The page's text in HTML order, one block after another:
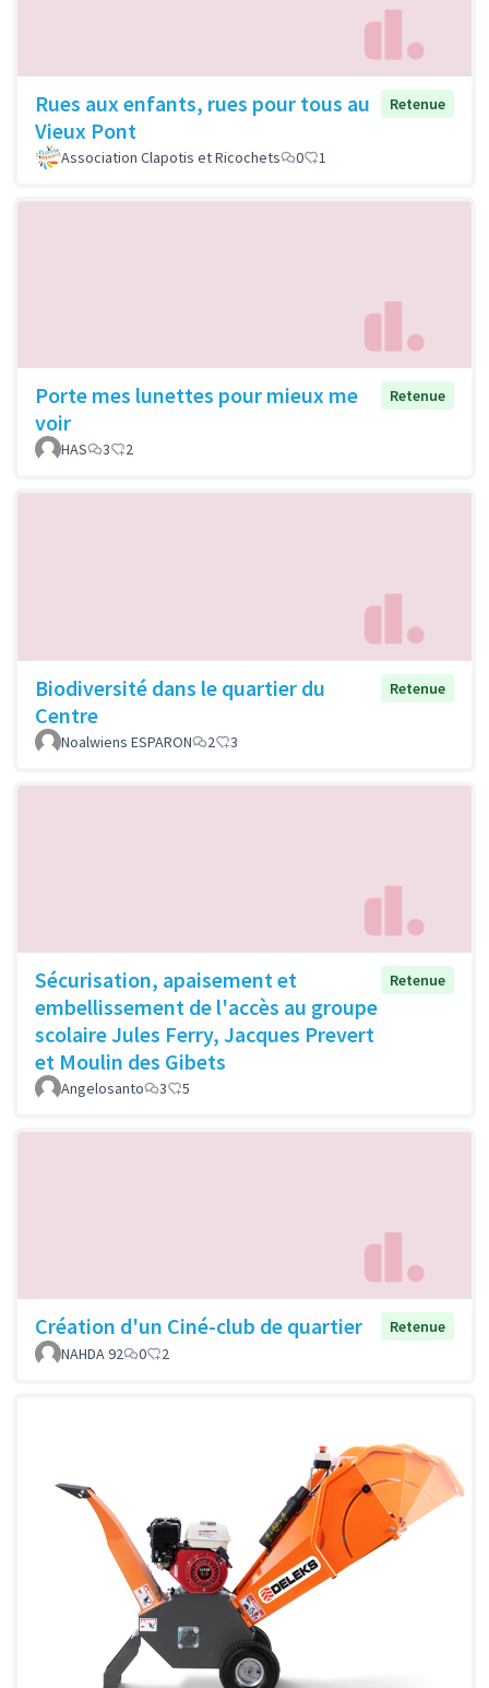
Rues aux enfants, rues pour tous au
Vieux Pont
Retenue
Association Clapotis et Ricochets 0 1
Porte mes lunettes pour mieux me
voir
Retenue
HAS 3 2
Biodiversité dans le quartier du
Centre
Retenue
Noalwiens ESPARON 2 3
Sécurisation, apaisement et
embellissement de l'accès au groupe
scolaire Jules Ferry, Jacques Prevert
et Moulin des Gibets
Retenue
Angelosanto 3 5
Création d'un Ciné-club de quartier
Retenue
NAHDA 92
0 2